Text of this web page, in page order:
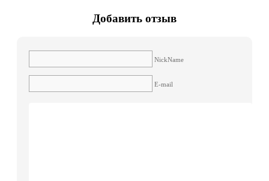
Добавить отзыв
NickName
E-mail